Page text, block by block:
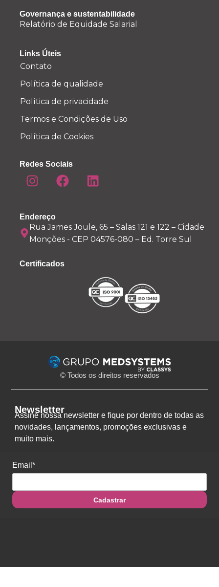
Governança e sustentabilidade
Relatório de Equidade Salarial
Links Úteis
Contato
Política de qualidade
Política de privacidade
Termos e Condições de Uso
Política de Cookies
Redes Sociais
Endereço
Rua James Joule, 65 – Salas 121 e 122 – Cidade
Monções - CEP 04576-080 – Ed. Torre Sul
Certificados
© Todos os direitos reservados
Newsletter
Assine nossa newsletter e fique por dentro de todas as
novidades, lançamentos, promoções exclusivas e
muito mais.
Email*
Cadastrar